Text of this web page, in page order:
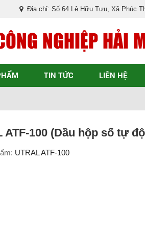
Địa chỉ: Số 64 Lê Hữu Tựu, Xã Phúc
NGHIỆP HẢI
TIN TỨC LIÊN HỆ
ATF-100 (Dầu hộp số tự
UTRAL ATF-100